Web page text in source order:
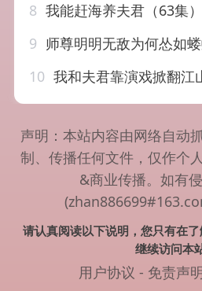
8 我能赶海养夫君（63集
9 师尊明明无敌为何怂如蝼蚁
10 我和夫君靠演戏掀翻江
声明：本站内容由网络自动
制、传播任何文件，仅作个
&商业传播。如有
请认真阅读以下说明，您只有在
继续访问本
用户协议 - 免责声